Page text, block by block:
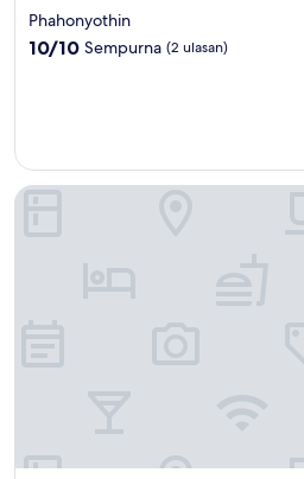
bintang
2.0
Phahonyothin
10.0
10/10 Sempurna (2 ulasan)
V20boutique Jacuzzi Hotel